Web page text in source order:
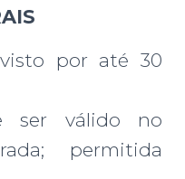
por até 30
válido no
permitida